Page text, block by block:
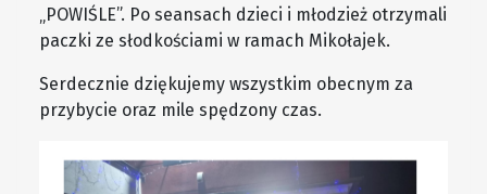
„POWIŚLE”. Po seansach dzieci i młodzież otrzymali
paczki ze słodkościami w ramach Mikołajek.
Serdecznie dziękujemy wszystkim obecnym za
przybycie oraz mile spędzony czas.